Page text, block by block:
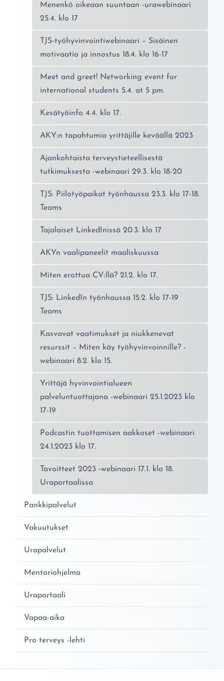
Menenkö oikeaan suuntaan -urawebinaari
25.4. klo 17
TJS-työhyvinvointiwebinaari – Sisäinen
motivaatio ja innostus 18.4. klo 16-17
Meet and greet! Networking event for
international students 5.4. at 5 pm.
Kesätyöinfo 4.4. klo 17.
AKY:n tapahtumia yrittäjille keväällä 2023
Ajankohtaista terveystieteellisestä
tutkimuksesta -webinaari 29.3. klo 18-20
TJS: Piilotyöpaikat työnhaussa 23.3. klo 17-18.
Teams
Tajalaiset LinkedInissä 20.3. klo 17
AKYn vaalipaneelit maaliskuussa
Miten erottua CV:llä? 21.2. klo 17.
TJS: LinkedIn työnhaussa 15.2. klo 17-19
Teams
Kasvavat vaatimukset ja niukkenevat
resurssit – Miten käy työhyvinvoinnille? -
webinaari 8.2. klo 15.
Yrittäjä hyvinvointialueen
palveluntuottajana -webinaari 25.1.2023 klo
17-19
Podcastin tuottamisen aakkoset -webinaari
24.1.2023 klo 17.
Tavoitteet 2023 -webinaari 17.1. klo 18.
Uraportaalissa
Pankkipalvelut
Vakuutukset
Urapalvelut
Mentoriohjelma
Uraportaali
Vapaa-aika
Pro terveys -lehti